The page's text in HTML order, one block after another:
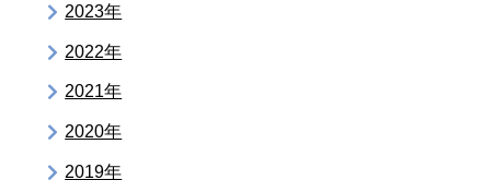
2023年
2022年
2021年
2020年
2019年